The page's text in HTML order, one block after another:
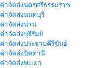
ค่าจัดส่งนครศรีธรรมราช
ค่าจัดส่งนนทบุรี
ค่าจัดส่งน่าน
ค่าจัดส่งบุรีรัมย์
ค่าจัดส่งประจวบคีรีขันธ์
ค่าจัดส่งปัตตานี
ค่าจัดส่งพะเยา